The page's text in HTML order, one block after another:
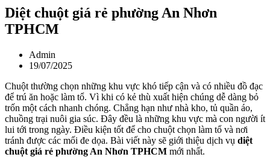
Diệt chuột giá rẻ phường An Nhơn
TPHCM
Admin
19/07/2025
Chuột thường chọn những khu vực khó tiếp cận và có nhiều đồ đạc
để trú ăn hoặc làm tổ. Vì khi có kẻ thù xuất hiện chúng dễ dàng bỏ
trốn một cách nhanh chóng. Chẳng hạn như nhà kho, tủ quần áo,
chuồng trại nuôi gia súc. Đây đều là những khu vực mà con người ít
lui tới trong ngày. Điều kiện tốt để cho chuột chọn làm tổ và nơi
tránh được các mối đe dọa. Bài viết này sẽ giới thiệu dịch vụ diệt
chuột giá rẻ phường An Nhơn TPHCM mới nhất.